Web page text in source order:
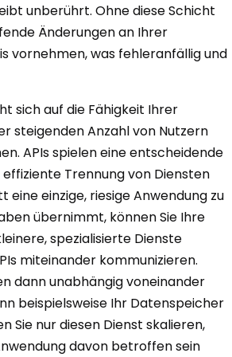
unberührt. Ohne diese Schicht
Änderungen an Ihrer
vornehmen, was fehleranfällig und
sich auf die Fähigkeit Ihrer
steigenden Anzahl von Nutzern
APIs spielen eine entscheidende
effiziente Trennung von Diensten
eine einzige, riesige Anwendung zu
übernimmt, können Sie Ihre
spezialisierte Dienste
miteinander kommunizieren.
dann unabhängig voneinander
beispielsweise Ihr Datenspeicher
Sie nur diesen Dienst skalieren,
davon betroffen sein